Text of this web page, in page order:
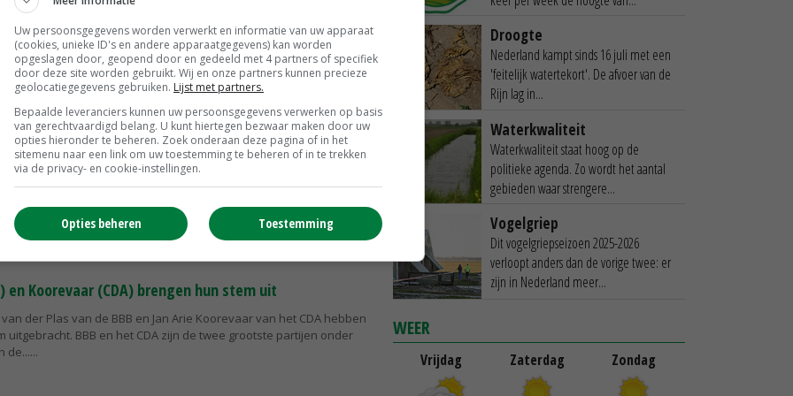
zijn als nieuw kabinet niet verdergaat met
natuurbeheer moet een prominente rol krijgen in de
grenzend aan Natura 2000-gebieden. De ambities en
zijn vastgelegd in een...
uit Kamer terug naar Drentse politiek
neemt vanaf december voor het CDA plaats in Provinciale Staten
jaren zat de melkveehouder uit Ruinerwold namens deze
en Koorevaar (CDA) brengen hun stem uit
der Plas van de BBB en Jan Arie Koorevaar van het CDA hebben
uitgebracht. BBB en het CDA zijn de twee grootste partijen onder
de...
Droogte
Nederland kampt sinds 16 juli met een
'feitelijk watertekort'. De afvoer van de
Rijn lag in...
Waterkwaliteit
Waterkwaliteit staat hoog op de
politieke agenda. Zo wordt het aantal
gebieden waar strengere...
Vogelgriep
Dit vogelgriepseizoen 2025-2026
verloopt anders dan de vorige twee: er
zijn in Nederland meer...
WEER
Vrijdag Zaterdag Zondag
Uw persoonsgegevens worden verwerkt en informatie van uw apparaat
(cookies, unieke ID's en andere apparaatgegevens) kan worden
opgeslagen door, geopend door en gedeeld met 4 partners of specifiek
door deze site worden gebruikt. Wij en onze partners kunnen precieze
geolocatiegegevens gebruiken. Lijst met partners.
Bepaalde leveranciers kunnen uw persoonsgegevens verwerken op basis
van gerechtvaardigd belang. U kunt hiertegen bezwaar maken door uw
opties hieronder te beheren. Zoek onderaan deze pagina of in het
sitemenu naar een link om uw toestemming te beheren of in te trekken
via de privacy- en cookie-instellingen.
Toestemming
Opties beheren